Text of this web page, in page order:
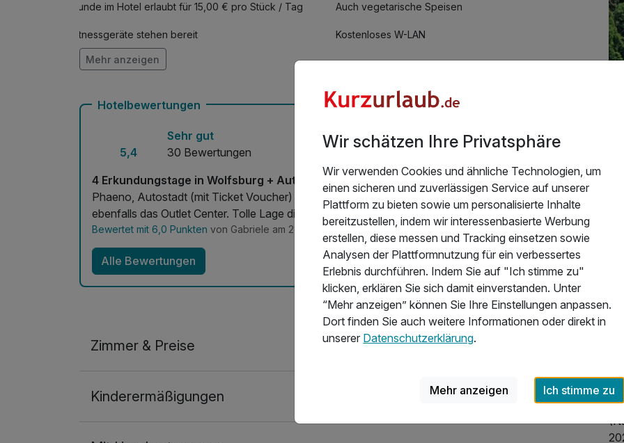
Hunde im Hotel erlaubt für 15,00 € pro Stück / Tag Auch vegetarische Speisen
Fitnessgeräte stehen bereit Kostenloses W-LAN
Mit Hotelbar
Mehr anzeigen
Hotelbewertungen
5,4
Sehr gut
30 Bewertungen
4 Erkundungstage in Wolfsburg + Autostadt & Designer Outlet Bonus
Phaeno, Autostadt (mit Ticket Voucher) super, beides gut erreichbar und empfehlenswert,
ebenfalls das Outlet Center. Tolle Lage direkt am Wald, insgesamt ein wunderbares Wochenende.
Bewertet mit 6,0 Punkten von Gabriele am 28.04.2026
Alle Bewertungen
Zimmer & Preise
2 Erwachsene und 1 Kind
Kinderermäßigungen
Wir schätzen Ihre Privatsphäre
Wir verwenden Cookies und ähnliche Technologien, um
einen sicheren und zuverlässigen Service auf unserer
Plattform zu bieten sowie um personalisierte Inhalte
bereitzustellen, indem wir interessenbasierte Werbung
erstellen, diese messen und Tracking einsetzen sowie
Analysen der Plattformnutzung für ein verbessertes
Erlebnis durchführen. Indem Sie auf "Ich stimme zu"
klicken, erklären Sie sich damit einverstanden. Unter
“Mehr anzeigen” können Sie Ihre Einstellungen anpassen.
Dort finden Sie auch weitere Informationen oder direkt in
unserer Datenschutzerklärung.
Mehr anzeigen Ich stimme zu